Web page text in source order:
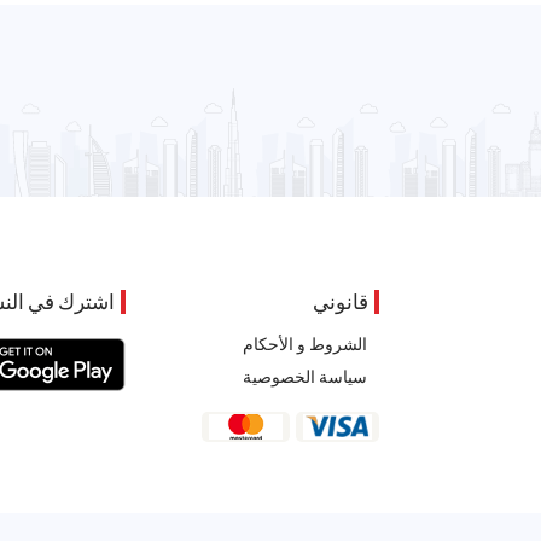
قانوني
الشروط و الأحكام
سياسة الخصوصية
اشترك في